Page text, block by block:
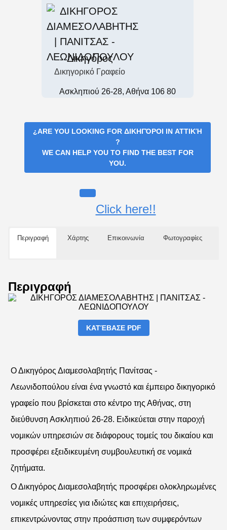
Δικηγόρος
Δικηγορικό Γραφείο
Ασκληπιού 26-28, Αθήνα 106 80
¿ARE YOU LOOKING FOR ΔΙΚΗΓΌΡΟΙ IN ΑΤΤΙΚΉ
?
WE CAN HELP YOU TO FIND THE BEST FOR
YOU.
Click here!!
Περιγραφή Χάρτης Επικοινωνία Φωτογραφίες
Περιγραφή
ΚΑΤΈΒΑΣΕ PDF
Ο Δικηγόρος Διαμεσολαβητής Πανίτσας -
Λεωνιδοπούλου είναι ένα γνωστό και έμπειρο δικηγορικό
γραφείο που βρίσκεται στο κέντρο της Αθήνας, στη
διεύθυνση Ασκληπιού 26-28. Ειδικεύεται στην παροχή
νομικών υπηρεσιών σε διάφορους τομείς του δικαίου και
προσφέρει εξειδικευμένη συμβουλευτική σε νομικά
ζητήματα.
Ο Δικηγόρος Διαμεσολαβητής προσφέρει ολοκληρωμένες
νομικές υπηρεσίες για ιδιώτες και επιχειρήσεις,
επικεντρώνοντας στην προάσπιση των συμφερόντων